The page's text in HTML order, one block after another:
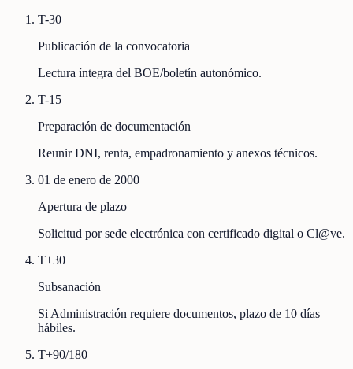
T-30
Publicación de la convocatoria
Lectura íntegra del BOE/boletín autonómico.
T-15
Preparación de documentación
Reunir DNI, renta, empadronamiento y anexos técnicos.
01 de enero de 2000
Apertura de plazo
Solicitud por sede electrónica con certificado digital o Cl@ve.
T+30
Subsanación
Si Administración requiere documentos, plazo de 10 días
hábiles.
T+90/180